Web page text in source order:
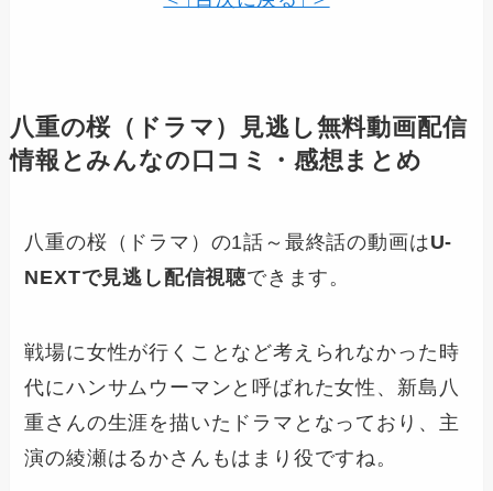
八重の桜（ドラマ）見逃し無料動画配信
情報とみんなの口コミ・感想まとめ
八重の桜（ドラマ）の1話～最終話の動画はU-
NEXTで見逃し配信視聴できます。
戦場に女性が行くことなど考えられなかった時
代にハンサムウーマンと呼ばれた女性、新島八
重さんの生涯を描いたドラマとなっており、主
演の綾瀬はるかさんもはまり役ですね。